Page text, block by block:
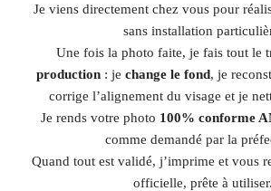
Je viens directement chez vous pour
sans installation
Une fois la photo faite, je fais tout le
production : je change le fond, je
corrige l’alignement du visage et je
Je rends votre photo 100% conforme
comme demandé par la
Quand tout est validé, j’imprime et vous
officielle, prête à utiliser.